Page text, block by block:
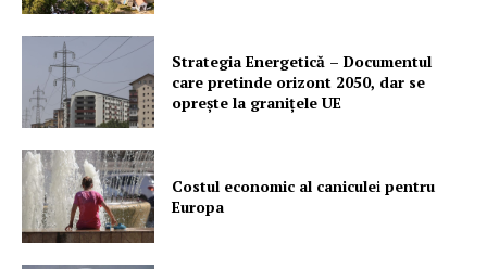
Strategia Energetică – Documentul
care pretinde orizont 2050, dar se
oprește la granițele UE
Costul economic al caniculei pentru
Europa